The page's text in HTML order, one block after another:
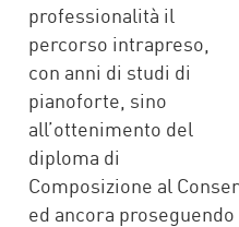
professionalità il
percorso intrapreso,
con anni di studi di
pianoforte, sino
all’ottenimento del
diploma di
Composizione al
ed ancora